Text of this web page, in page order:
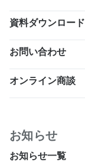
資料ダウンロード
お問い合わせ
オンライン商談
お知らせ
お知らせ一覧